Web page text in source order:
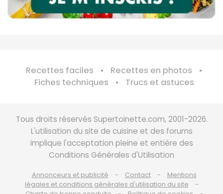
Recettes faciles
Recettes en photos
Fiches techniques
Trucs et astuces
Tous droits réservés Supertoinette.com, 2001-2026.
L'utilisation du site de cuisine et des forums
implique l'acceptation pleine et entière des
Conditions Générales d'Utilisation
Annonceurs et publicité Contact
Mentions
légales et conditions générales d'utilisation du site